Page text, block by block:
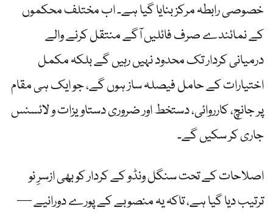
خصوصی رابطہ مرکز بنایا گیا ہے۔ اب مختلف محکموں
کے نمائندے صرف فائلیں آگے منتقل کرنے والے
درمیانی کردار تک محدود نہیں رہیں گے بلکہ مکمل
اختیارات کے حامل فیصلہ ساز ہوں گے، جو ایک ہی مقام
پر جانچ، کارروائی، دستخط اور ضروری دستاویزات و لائسنس
جاری کر سکیں گے۔
اصلاحات کے تحت سنگل ونڈو کے کردار کو بھی ازسرِ نو
ترتیب دیا گیا ہے، تاکہ یہ منصوبے کے پورے دورانیے —